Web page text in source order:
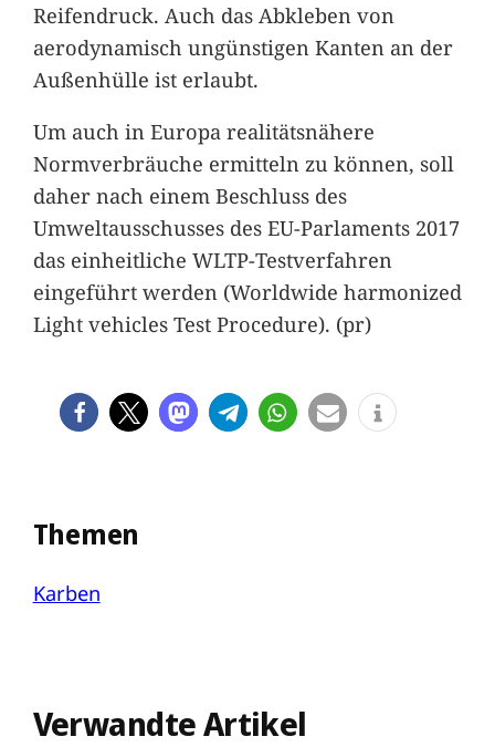
Reifendruck. Auch das Abkleben von
aerodynamisch ungünstigen Kanten an der
Außenhülle ist erlaubt.
Um auch in Europa realitätsnähere
Normverbräuche ermitteln zu können, soll
daher nach einem Beschluss des
Umweltausschusses des EU-Parlaments 2017
das einheitliche WLTP-Testverfahren
eingeführt werden (Worldwide harmonized
Light vehicles Test Procedure). (pr)
Themen
Karben
Verwandte Artikel